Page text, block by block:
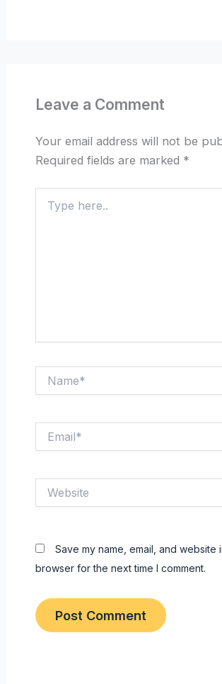
Leave a Comment
Your email address will not be
Required fields are marked *
here..
Save my name, email, and website
browser for the next time I comment.